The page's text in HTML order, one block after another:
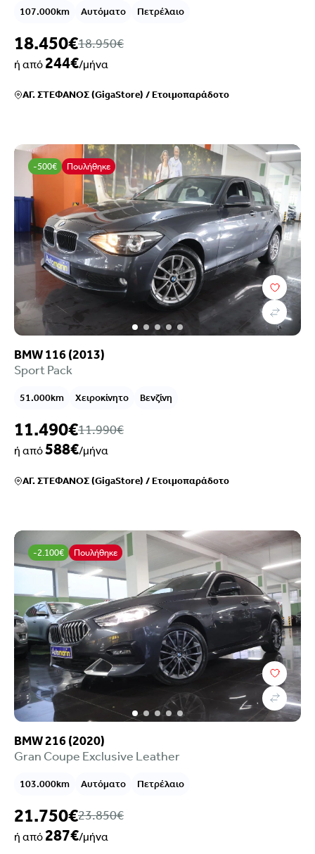
107.000km Αυτόματο Πετρέλαιο
18.450€18.950€
ή από244€/μήνα
ΑΓ. ΣΤΕΦΑΝΟΣ (GigaStore) /Ετοιμοπαράδοτο
-500€ Πουλήθηκε
BMW 116 (2013)
Sport Pack
51.000km Χειροκίνητο Βενζίνη
11.490€11.990€
ή από588€/μήνα
ΑΓ. ΣΤΕΦΑΝΟΣ (GigaStore) /Ετοιμοπαράδοτο
-2.100€ Πουλήθηκε
BMW 216 (2020)
Gran Coupe Exclusive Leather
103.000km Αυτόματο Πετρέλαιο
21.750€23.850€
ή από287€/μήνα